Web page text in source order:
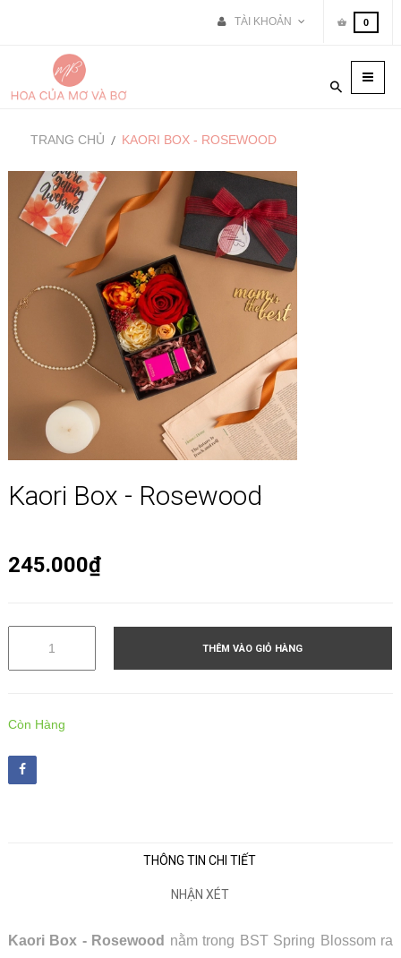
0
TÀI KHOẢN
Toggle
TRANG CHỦ KAORI BOX - ROSEWOOD
Kaori Box - Rosewood
245.000₫
THÊM VÀO GIỎ HÀNG
Còn Hàng
THÔNG TIN CHI TIẾT
NHẬN XÉT
Kaori Box - Rosewood nằm trong BST Spring Blossom ra